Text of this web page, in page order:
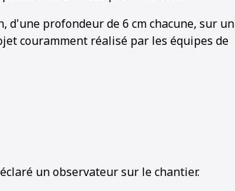
d'une profondeur de 6 cm chacune, sur un
couramment réalisé par les équipes de
un observateur sur le chantier.